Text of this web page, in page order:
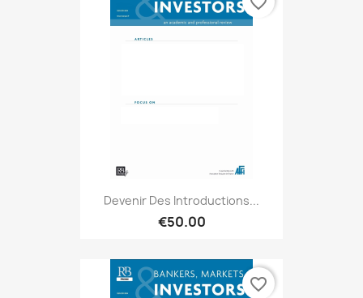
Devenir Des Introductions...
€50.00
favorite_border